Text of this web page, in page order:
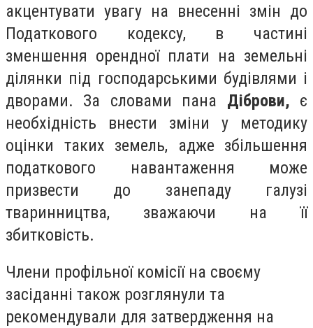
акцентувати увагу на внесенні змін до
Податкового кодексу, в частині
зменшення орендної плати на земельні
ділянки під господарськими будівлями і
дворами. За словами пана Діброви, є
необхідність внести зміни у методику
оцінки таких земель, адже збільшення
податкового навантаження може
призвести до занепаду галузі
тваринництва, зважаючи на її
збитковість.
Члени профільної комісії на своєму
засіданні також розглянули та
рекомендували для затвердження на